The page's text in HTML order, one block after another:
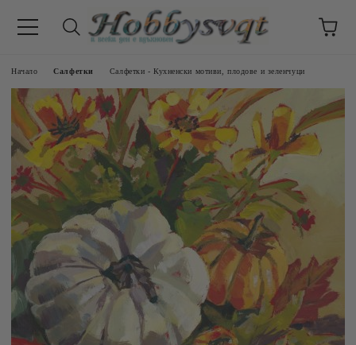
Начало Салфетки Салфетки - Кухненски мотиви, плодове и зеленчуци